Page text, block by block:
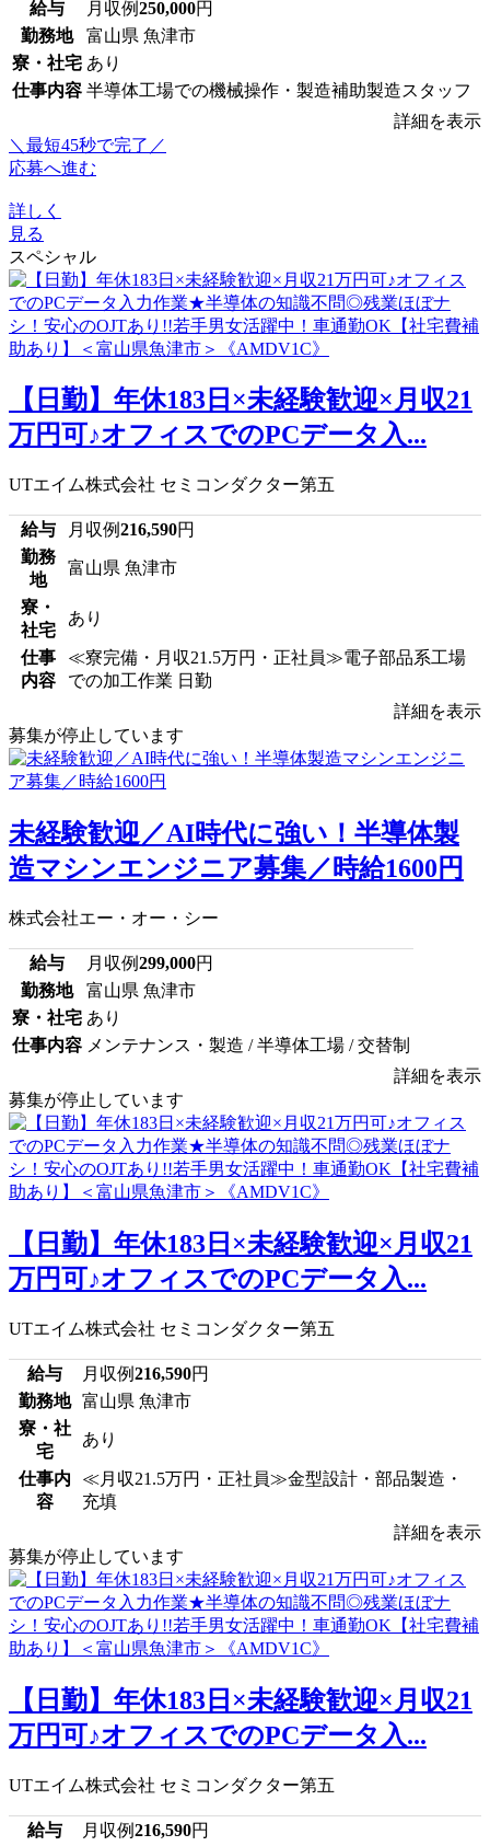
給与 月収例250,000円
勤務地
富山県 魚津市
寮・社宅 あり
仕事内容 半導体工場での機械操作・製造補助製造スタッフ
詳細を表示
＼最短45秒で完了／
応募へ進む
詳しく
見る
スペシャル
【日勤】年休183日×未経験歓迎×月収21
万円可♪オフィスでのPCデータ入...
UTエイム株式会社 セミコンダクター第五
給与 月収例216,590円
勤務
地
富山県 魚津市
寮・
社宅
あり
仕事
内容
≪寮完備・月収21.5万円・正社員≫電子部品系工場
での加工作業 日勤
詳細を表示
募集が停止しています
未経験歓迎／AI時代に強い！半導体製
造マシンエンジニア募集／時給1600円
株式会社エー・オー・シー
給与 月収例299,000円
勤務地
富山県 魚津市
寮・社宅 あり
仕事内容 メンテナンス・製造 / 半導体工場 / 交替制
詳細を表示
募集が停止しています
【日勤】年休183日×未経験歓迎×月収21
万円可♪オフィスでのPCデータ入...
UTエイム株式会社 セミコンダクター第五
給与 月収例216,590円
勤務地 富山県 魚津市
寮・社
宅
あり
仕事内
容
≪月収21.5万円・正社員≫金型設計・部品製造・
充填
詳細を表示
募集が停止しています
【日勤】年休183日×未経験歓迎×月収21
万円可♪オフィスでのPCデータ入...
UTエイム株式会社 セミコンダクター第五
給与 月収例216,590円